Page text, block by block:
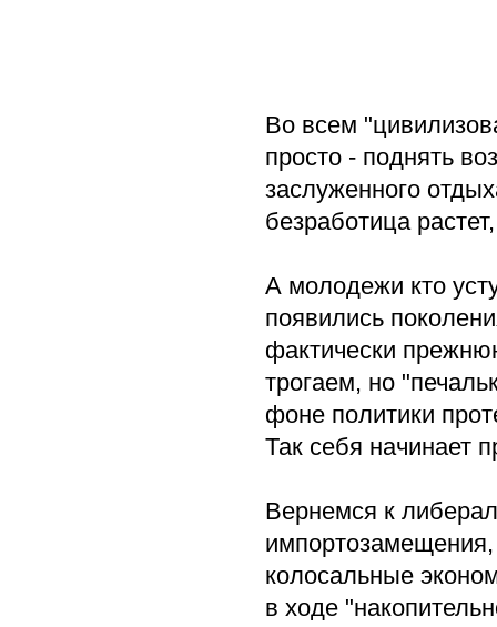
Во всем
просто - поднять
заслуженного
безработица
А молодежи кто
появились
фактически
трогаем, но
фоне политики
Так себя начинает
Вернемся к
импортозамещения,
колосальные
в ходе